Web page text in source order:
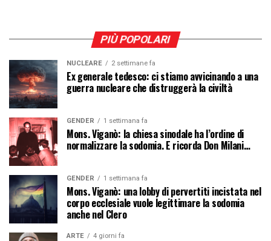
PIÙ POPOLARI
NUCLEARE 2 settimane fa
Ex generale tedesco: ci stiamo avvicinando a una
guerra nucleare che distruggerà la civiltà
GENDER 1 settimana fa
Mons. Viganò: la chiesa sinodale ha l’ordine di
normalizzare la sodomia. E ricorda Don Milani…
GENDER 1 settimana fa
Mons. Viganò: una lobby di pervertiti incistata nel
corpo ecclesiale vuole legittimare la sodomia
anche nel Clero
ARTE 4 giorni fa